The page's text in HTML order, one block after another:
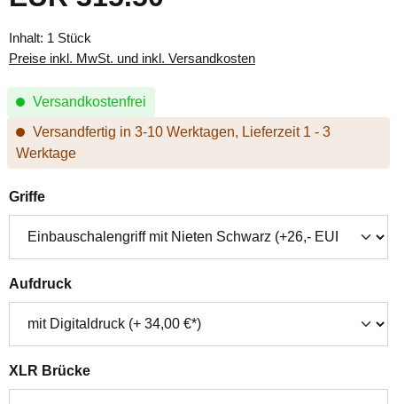
Inhalt: 1 Stück
Preise inkl. MwSt. und inkl. Versandkosten
Versandkostenfrei
Versandfertig in 3-10 Werktagen, Lieferzeit 1 - 3
Werktage
Griffeauswählen
Aufdruckauswählen
XLR Brückeauswählen